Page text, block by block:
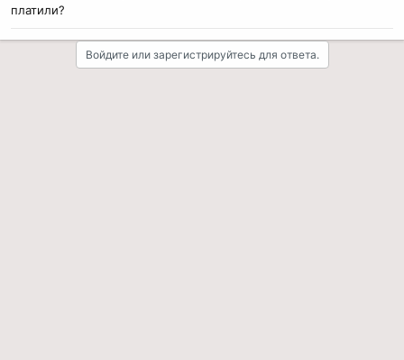
платили?
Войдите или зарегистрируйтесь для ответа.